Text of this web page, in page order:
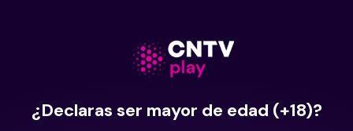
¿Declaras ser mayor de edad (+18)?